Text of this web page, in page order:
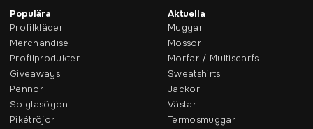
Populära
Profilkläder
Merchandise
Profilprodukter
Giveaways
Pennor
Solglasögon
Pikétröjor
Aktuella
Muggar
Mössor
Morfar / Multiscarfs
Sweatshirts
Jackor
Västar
Termosmuggar